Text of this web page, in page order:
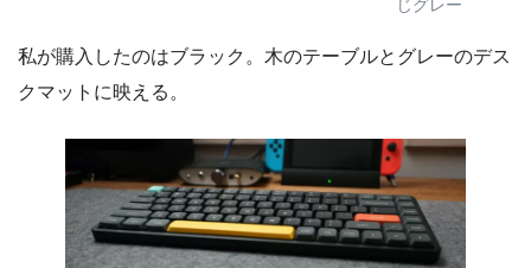
じグレー
私が購入したのはブラック。木のテーブルとグレーのデス
クマットに映える。